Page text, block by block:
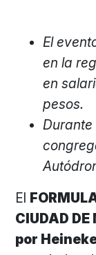
El
en la
en
pesos.
Durante
El
CIUDAD
por